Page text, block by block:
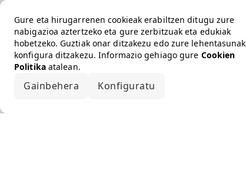
Gure eta hirugarrenen cookieak erabiltzen ditugu zure
nabigazioa aztertzeko eta gure zerbitzuak eta edukiak
hobetzeko. Guztiak onar ditzakezu edo zure lehentasunak
konfigura ditzakezu. Informazio gehiago gure Cookien
Politika atalean.
Gainbehera Konfiguratu